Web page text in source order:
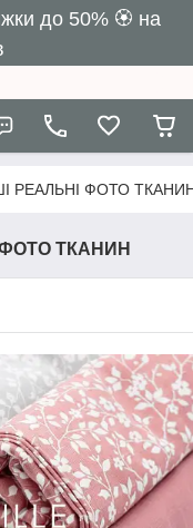
до 50% 🏵️ на
РЕАЛЬНІ ФОТО
ТКАНИН